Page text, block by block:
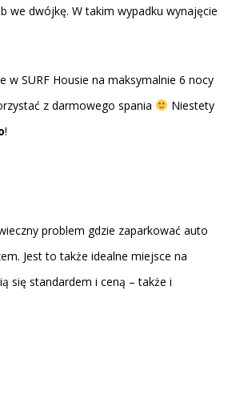
we dwójkę. W takim wypadku wynajęcie
SURF Housie na maksymalnie 6 nocy
z darmowego spania
Niestety
!
problem gdzie zaparkować auto
Jest to także idealne miejsce na
się standardem i ceną – także i